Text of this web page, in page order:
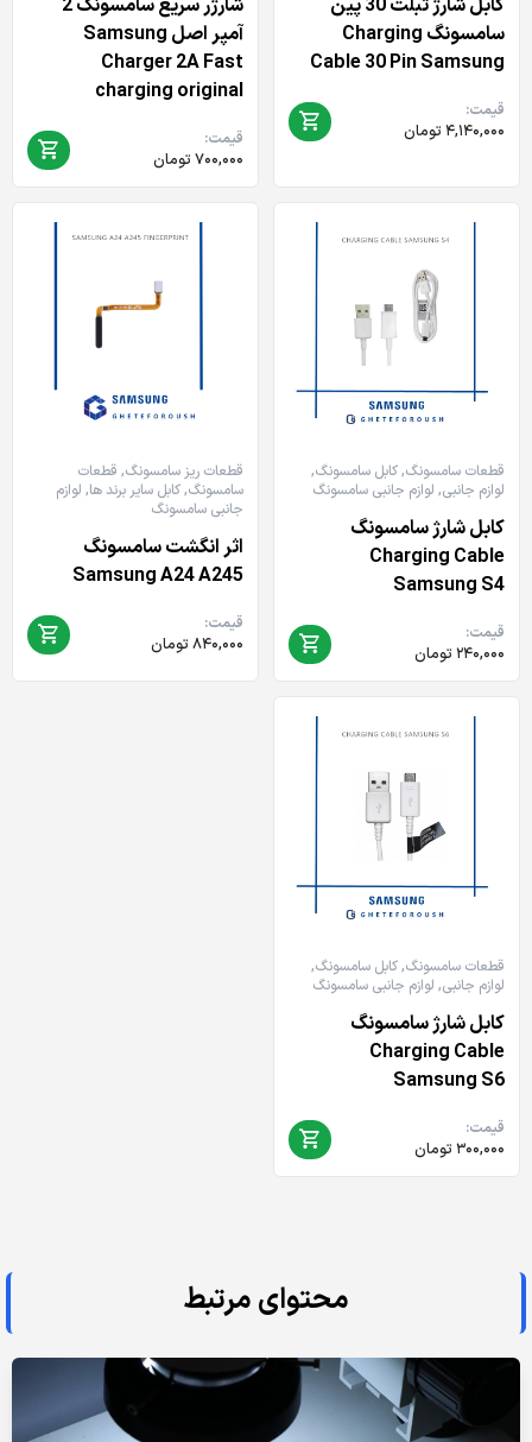
کابل شارژ تبلت 30 پین
سامسونگ Charging
Cable 30 Pin Samsung
قیمت:
۴,۱۴۰,۰۰۰ تومان
شارژر سریع سامسونگ 2
آمپر اصل Samsung
Charger 2A Fast
charging original
قیمت:
۷۰۰,۰۰۰ تومان
قطعات سامسونگ,کابل سامسونگ,
لوازم جانبی, لوازم جانبی سامسونگ
کابل شارژ سامسونگ
Charging Cable
Samsung S4
قیمت:
۲۴۰,۰۰۰ تومان
قطعات ریز سامسونگ, قطعات
سامسونگ,کابل سایر برند ها, لوازم
جانبی سامسونگ
اثر انگشت سامسونگ
Samsung A24 A245
قیمت:
۸۴۰,۰۰۰ تومان
قطعات سامسونگ,کابل سامسونگ,
لوازم جانبی, لوازم جانبی سامسونگ
کابل شارژ سامسونگ
Charging Cable
Samsung S6
قیمت:
۳۰۰,۰۰۰ تومان
محتوای مرتبط